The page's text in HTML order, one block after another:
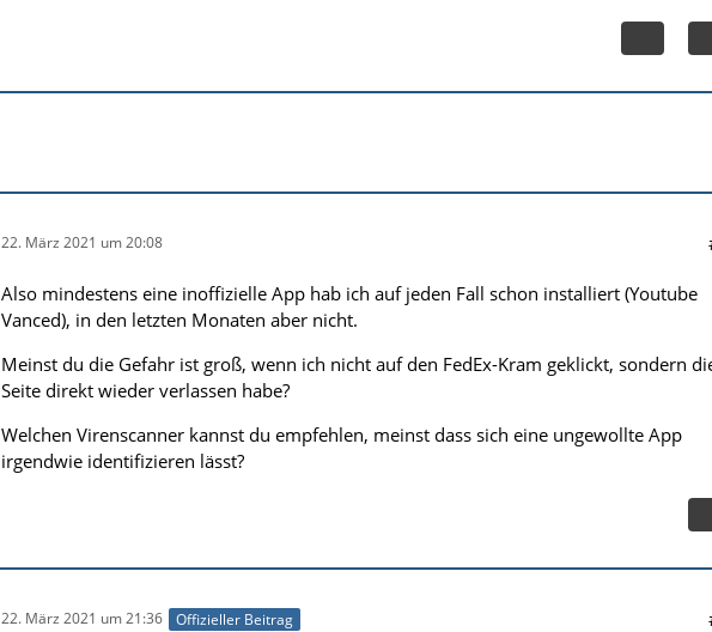
22. März 2021 um 20:08
Also mindestens eine inoffizielle App hab ich auf jeden Fall schon installiert (Youtube
Vanced), in den letzten Monaten aber nicht.
Meinst du die Gefahr ist groß, wenn ich nicht auf den FedEx-Kram geklickt, sondern
Seite direkt wieder verlassen habe?
Welchen Virenscanner kannst du empfehlen, meinst dass sich eine ungewollte App
irgendwie identifizieren lässt?
22. März 2021 um 21:36 Offizieller Beitrag